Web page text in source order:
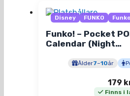
Disney FUNKO
Funko! – Pocket
Calendar (Night…
Ålder7–10år
179
Finns i